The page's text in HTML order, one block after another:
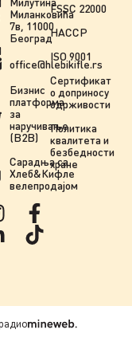
FSSC 22000
HACCP
ISO 9001
Сертификат
о доприносу
одрживости
Политика
квалитета и
безбедности
хране
Миланковића
7в, 11000
Београд
office@hlebikifle.rs
Бизнис
платформа
за
наручивање
(B2B)
Сарадња сa
Хлеб&Кифле
велепродајом